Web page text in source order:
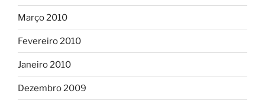
Março 2010
Fevereiro 2010
Janeiro 2010
Dezembro 2009